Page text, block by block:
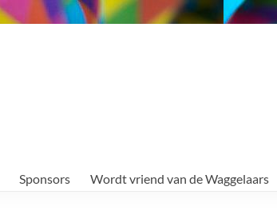
Sponsors Wordt vriend van de Waggelaars